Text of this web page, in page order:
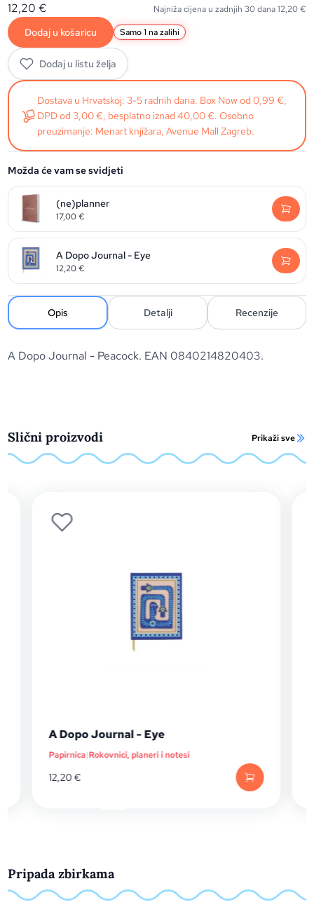
12,20€ Najniža cijena u zadnjih 30 dana12,20€
Dodaj u košaricu Samo 1 na zalihi
Dodaj u listu želja
Dostava u Hrvatskoj: 3-5 radnih dana. Box Now od 0,99 €,
DPD od 3,00 €, besplatno iznad 40,00 €. Osobno
preuzimanje: Menart knjižara, Avenue Mall Zagreb.
Možda će vam se svidjeti
(ne)planner
17,00€
A Dopo Journal - Eye
12,20€
Opis Detalji Recenzije
A Dopo Journal - Peacock. EAN 0840214820403.
Slični proizvodi Prikaži sve
A Dopo Journal - Eye
Papirnica|Rokovnici, planeri i notesi
12,20€
Pripada zbirkama